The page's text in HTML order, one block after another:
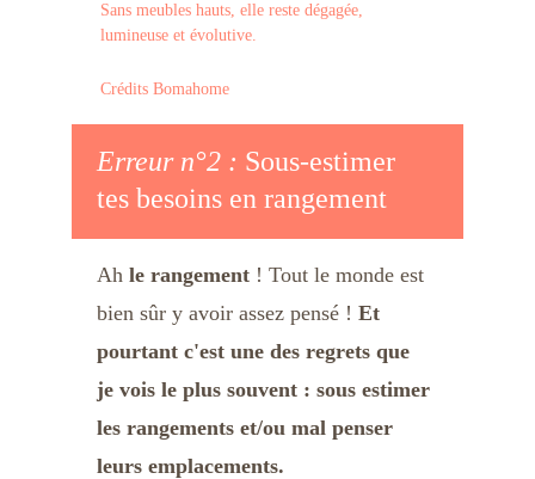
Erreur n°2 : Sous-estimer
tes besoins en rangement
Ah le rangement ! Tout le monde est
bien sûr y avoir assez pensé ! Et
pourtant c'est une des regrets que
je vois le plus souvent : sous estimer
les rangements et/ou mal penser
leurs emplacements.
Sans meubles hauts, elle reste dégagée,
lumineuse et évolutive.
Crédits Bomahome